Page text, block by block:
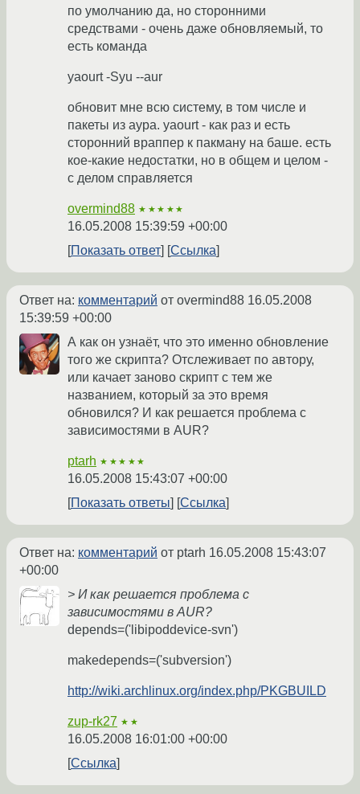
по умолчанию да, но сторонними
средствами - очень даже обновляемый, то
есть команда
yaourt -Syu --aur
обновит мне всю систему, в том числе и
пакеты из аура. yaourt - как раз и есть
сторонний враппер к пакману на баше. есть
кое-какие недостатки, но в общем и целом -
с делом справляется
overmind88 ★★★★★
16.05.2008 15:39:59 +00:00
Показать ответ
Ссылка
Ответ на: комментарий от overmind88 16.05.2008
15:39:59 +00:00
А как он узнаёт, что это именно обновление
того же скрипта? Отслеживает по автору,
или качает заново скрипт с тем же
названием, который за это время
обновился? И как решается проблема с
зависимостями в AUR?
ptarh ★★★★★
16.05.2008 15:43:07 +00:00
Показать ответы
Ссылка
Ответ на: комментарий от ptarh 16.05.2008 15:43:07
+00:00
> И как решается проблема с
зависимостями в AUR?
depends=('libipoddevice-svn')
makedepends=('subversion')
http://wiki.archlinux.org/index.php/PKGBUILD
zup-rk27 ★★
16.05.2008 16:01:00 +00:00
Ссылка